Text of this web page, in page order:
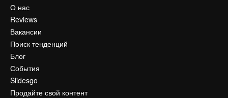
О нас
Reviews
Вакансии
Поиск тенденций
Блог
События
Slidesgo
Продайте свой контент